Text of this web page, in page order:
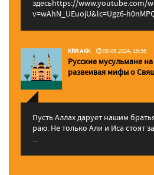
здесьhttps://www.youtube.com/
v=wAhN_UEuojU&lc=Ugz6-
KRR AKK 09.06.2024, 18:56
Русские мусульмане
pазвеивая мифы о
Пусть Аллах дарует нашим
раю. Не только Али и Иса стоят
...